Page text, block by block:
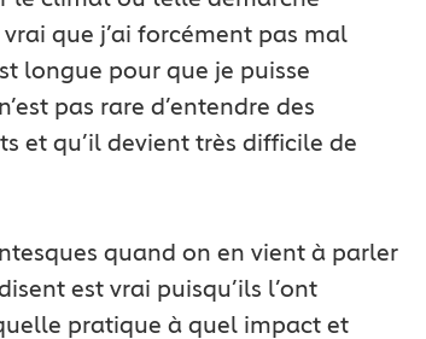
que j’ai forcément pas mal
longue pour que je puisse
pas rare d’entendre des
et qu’il devient très difficile de
quand on en vient à parler
est vrai puisqu’ils l’ont
pratique à quel impact et